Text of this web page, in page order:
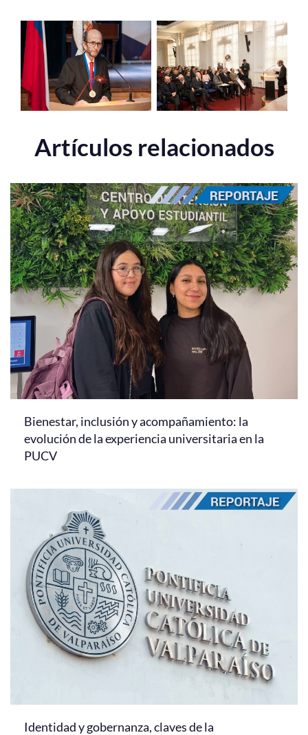
Artículos relacionados
Bienestar, inclusión y acompañamiento: la
evolución de la experiencia universitaria en la
PUCV
Identidad y gobernanza, claves de la